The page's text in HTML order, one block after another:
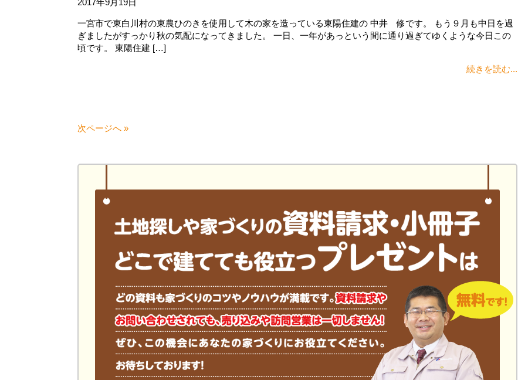
2017年9月19日
一宮市で東白川村の東農ひのきを使用して木の家を造っている東陽住建の 中井 修です。 もう９月も中日を過
ぎましたがすっかり秋の気配になってきました。 一日、一年があっという間に通り過ぎてゆくような今日この
頃です。 東陽住建 […]
続きを読む...
次ページへ »